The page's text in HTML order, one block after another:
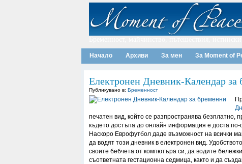
Начало Архиви За мен За Moment of
Електронен Дневник-Календар за
Публикувано в: Бременност
печатен вид, който се разпространява безплатно,
където достъпа до онлайн информация е доста по-
Наскоро Еврофутбол даде възможност на всички
да водят този дневник в електронен вид.
своите бебчета от компютъра си, да водите
съответната гестационна седмица, както и да